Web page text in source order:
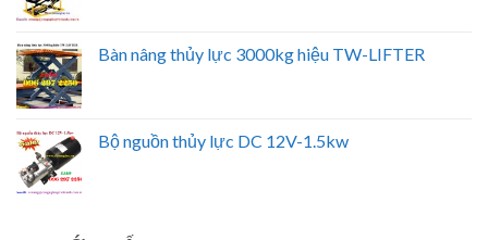
Bàn nâng thủy lực 3000kg hiệu TW-LIFTER
Bộ nguồn thủy lực DC 12V-1.5kw